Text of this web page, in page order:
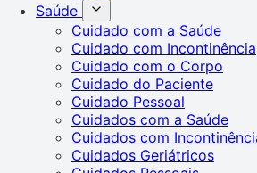
Saúde
Cuidado com a Saúde
Cuidado com Incontinência
Cuidado com o Corpo
Cuidado do Paciente
Cuidado Pessoal
Cuidados com a Saúde
Cuidados com
Cuidados Geriátricos